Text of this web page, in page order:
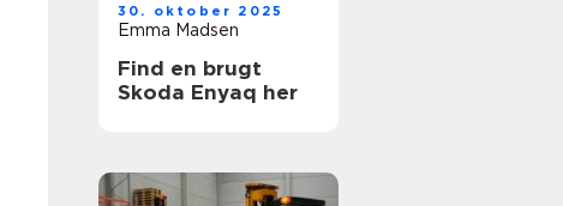
30. oktober 2025
Emma Madsen
Find en brugt
Skoda Enyaq her